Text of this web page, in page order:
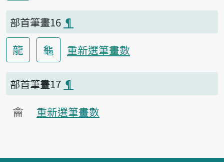
部首筆畫16 ¶
龍 龜 重新選筆畫數
部首筆畫17 ¶
龠 重新選筆畫數